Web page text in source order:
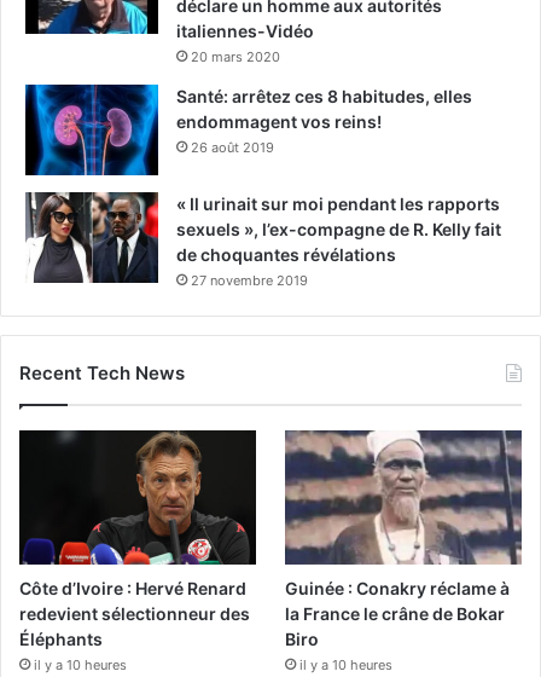
déclare un homme aux autorités
italiennes-Vidéo
20 mars 2020
Santé: arrêtez ces 8 habitudes, elles
endommagent vos reins!
26 août 2019
« Il urinait sur moi pendant les rapports
sexuels », l’ex-compagne de R. Kelly fait
de choquantes révélations
27 novembre 2019
Recent Tech News
Côte d’Ivoire : Hervé Renard
redevient sélectionneur des
Éléphants
il y a 10 heures
Guinée : Conakry réclame à
la France le crâne de Bokar
Biro
il y a 10 heures